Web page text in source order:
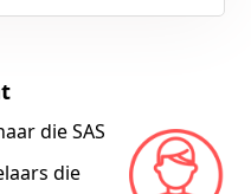
die SAS
die